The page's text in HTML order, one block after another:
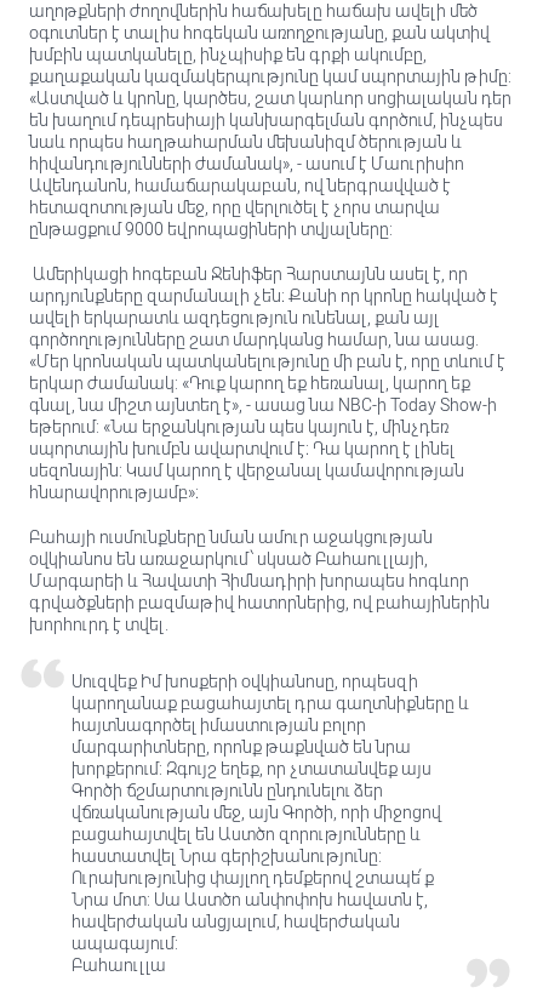
աղոթքների ժողովներին հաճախելը հաճախ ավելի մեծ
օգուտներ է տալիս հոգեկան առողջությանը, քան ակտիվ
խմբին պատկանելը, ինչպիսիք են գրքի ակումբը,
քաղաքական կազմակերպությունը կամ սպորտային թիմը:
«Աստված և կրոնը, կարծես, շատ կարևոր սոցիալական դեր
են խաղում դեպրեսիայի կանխարգելման գործում, ինչպես
նաև որպես հաղթահարման մեխանիզմ ծերության և
հիվանդությունների ժամանակ», - ասում է Մաուրիսիո
Ավենդանոն, համաճարակաբան, ով ներգրավված է
հետազոտության մեջ, որը վերլուծել է չորս տարվա
ընթացքում 9000 եվրոպացիների տվյալները:
Ամերիկացի հոգեբան Ջենիֆեր Հարստայնն ասել է, որ
արդյունքները զարմանալի չեն։ Քանի որ կրոնը հակված է
ավելի երկարատև ազդեցություն ունենալ, քան այլ
գործողությունները շատ մարդկանց համար, նա ասաց.
«Մեր կրոնական պատկանելությունը մի բան է, որը տևում է
երկար ժամանակ: «Դուք կարող եք հեռանալ, կարող եք
գնալ, նա միշտ այնտեղ է», - ասաց նա NBC-ի Today Show-ի
եթերում: «Նա երջանկության պես կայուն է, մինչդեռ
սպորտային խումբն ավարտվում է։ Դա կարող է լինել
սեզոնային: Կամ կարող է վերջանալ կամավորության
հնարավորությամբ»։
Բահայի ուսմունքները նման ամուր աջակցության
օվկիանոս են առաջարկում՝ սկսած Բահաուլլայի,
Մարգարեի և Հավատի Հիմնադիրի խորապես հոգևոր
գրվածքների բազմաթիվ հատորներից, ով բահայիներին
խորհուրդ է տվել.
Սուզվեք Իմ խոսքերի օվկիանոսը, որպեսզի
կարողանաք բացահայտել դրա գաղտնիքները և
հայտնագործել իմաստության բոլոր
մարգարիտները, որոնք թաքնված են նրա
խորքերում: Զգույշ եղեք, որ չտատանվեք այս
Գործի ճշմարտությունն ընդունելու ձեր
վճռականության մեջ, այն Գործի, որի միջոցով
բացահայտվել են Աստծո զորությունները և
հաստատվել Նրա գերիշխանությունը:
Ուրախությունից փայլող դեմքերով շտապե՛ք
Նրա մոտ: Սա Աստծո անփոփոխ հավատն է,
հավերժական անցյալում, հավերժական
ապագայում:
Բահաուլլա